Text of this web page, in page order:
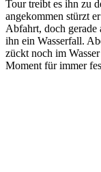
Tour treibt es ihn zu
angekommen stürzt
Abfahrt, doch gerade
ihn ein Wasserfall.
zückt noch im
Moment für immer